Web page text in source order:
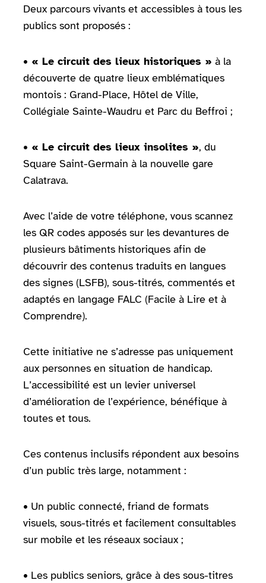
Deux parcours vivants et accessibles à tous les
publics sont proposés :
• « Le circuit des lieux historiques » à la
découverte de quatre lieux emblématiques
montois : Grand-Place, Hôtel de Ville,
Collégiale Sainte-Waudru et Parc du Beffroi ;
• « Le circuit des lieux insolites », du
Square Saint-Germain à la nouvelle gare
Calatrava.
Avec l’aide de votre téléphone, vous scannez
les QR codes apposés sur les devantures de
plusieurs bâtiments historiques afin de
découvrir des contenus traduits en langues
des signes (LSFB), sous-titrés, commentés et
adaptés en langage FALC (Facile à Lire et à
Comprendre).
Cette initiative ne s’adresse pas uniquement
aux personnes en situation de handicap.
L’accessibilité est un levier universel
d’amélioration de l’expérience, bénéfique à
toutes et tous.
Ces contenus inclusifs répondent aux besoins
d’un public très large, notamment :
• Un public connecté, friand de formats
visuels, sous-titrés et facilement consultables
sur mobile et les réseaux sociaux ;
• Les publics seniors, grâce à des sous-titres